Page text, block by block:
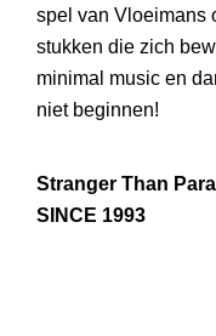
spel van Vloeimans
stukken die zich
minimal music en
niet beginnen!
Stranger Than
SINCE 1993